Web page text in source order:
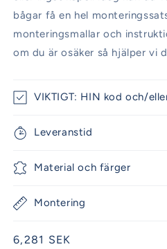
bågar få en hel
monteringsmallar och
om du är osäker så hjälper vi
VIKTIGT: HIN kod och/
Leveranstid
Material och färger
Montering
Ordinarie
6,281 SEK